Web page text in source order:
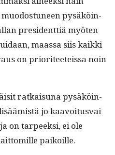
pysäköin­
pres­i­dent­tiä myöten
maas­sa siis kaik­ki
on pri­or­i­teeteis­sa noin
ratkaisuna pysäköin­
jo kaavoitus­vai­
on tarpeek­si, ei ole
paikoille.